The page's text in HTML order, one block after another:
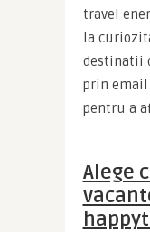
travel
la
destinatii
prin email
pentru a
Alege